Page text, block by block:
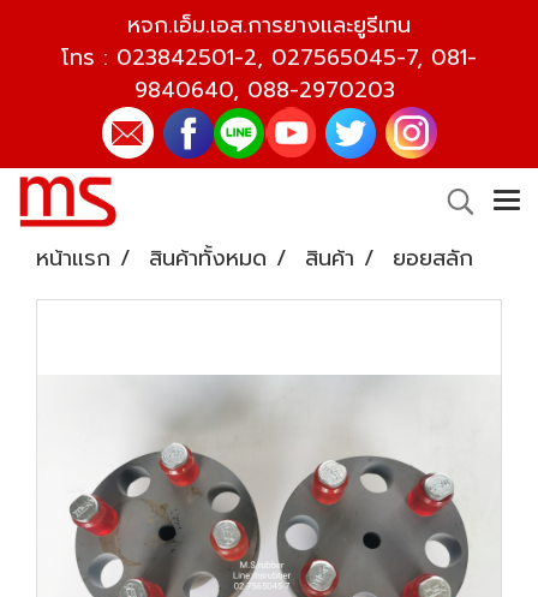
หจก.เอ็ม.เอส.การยางและยูรีเทน
โทร : 023842501-2, 027565045-7, 081-
9840640, 088-2970203
หน้าแรก สินค้าทั้งหมด สินค้า ยอยสลัก